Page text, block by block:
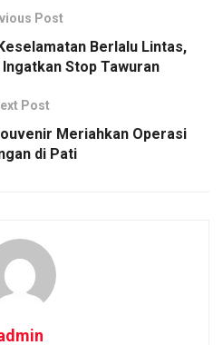
n
k
Post
Berlalu Lintas,
Stop Tawuran
Post
Meriahkan Operasi
di Pati